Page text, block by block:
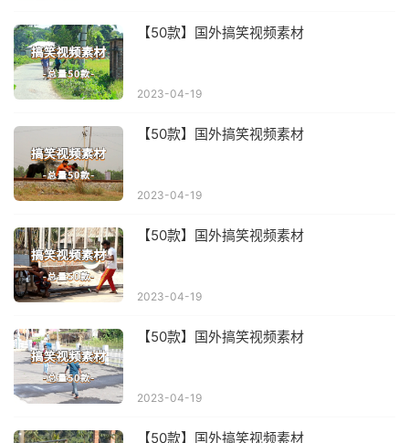
【50款】国外搞笑视频素材
2023-04-19
【50款】国外搞笑视频素材
2023-04-19
【50款】国外搞笑视频素材
2023-04-19
【50款】国外搞笑视频素材
2023-04-19
【50款】国外搞笑视频素材